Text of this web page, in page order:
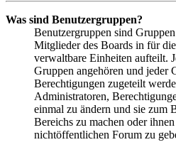
Was sind Benutzergruppen?
Benutzergruppen sind
Mitglieder des Boards in für
verwaltbare Einheiten aufteilt.
Gruppen angehören und jeder
Berechtigungen zugeteilt
Administratoren,
einmal zu ändern und sie zum
Bereichs zu machen oder
nichtöffentlichen Forum zu